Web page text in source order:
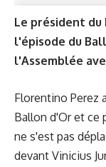
Le président du
l'épisode du
l'Assemblée
Florentino Perez
Ballon d'Or et ce
ne s'est pas
devant Vinicius